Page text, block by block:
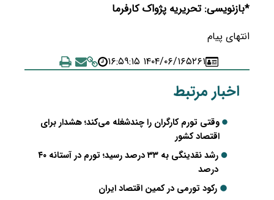
*بازنویسی: تحریریه پژواک کارفرما
انتهای پیام
۵۲۶۱۱۴۰۴/۰۶/۱۶ ۱۶:۵۹:۱۵
اخبار مرتبط
وقتی تورم کارگران را چندشغله می‌کند؛ هشدار برای
اقتصاد کشور
رشد نقدینگی به ۳۳ درصد رسید؛ تورم در آستانه ۴۰
درصد
رکود تورمی در کمین اقتصاد ایران